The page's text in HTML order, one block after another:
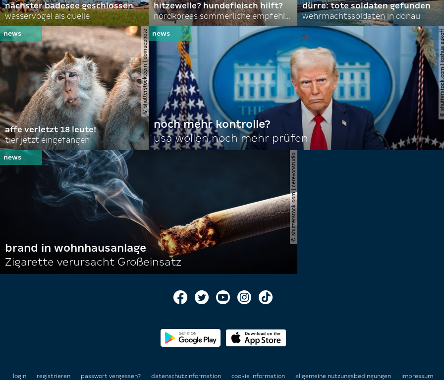
nächster badesee geschlossen
wasservögel als quelle
hitzewelle? hundefleisch hilft?
nordkoreas sommerliche empfehlungen
dürre: tote soldaten gefunden
wehrmachtssoldaten in donau
© shutterstock.com | domuephoto
affe verletzt 18 leute!
tier jetzt eingefangen
©
noch mehr kontrolle?
usa wollen noch mehr prüfen
© shutterstock.com | cerevonstudio
brand in wohnhausanlage
Zigarette verursacht Großeinsatz
login registrieren passwort vergessen? datenschutzinformation cookie information allgemeine nutzungsbedingungen impressum